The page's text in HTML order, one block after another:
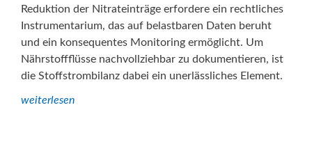
Reduktion der Nitrateinträge erfordere ein rechtliches
Instrumentarium, das auf belastbaren Daten beruht
und ein konsequentes Monitoring ermöglicht. Um
Nährstoffflüsse nachvollziehbar zu dokumentieren, ist
die Stoffstrombilanz dabei ein unerlässliches Element.
weiterlesen